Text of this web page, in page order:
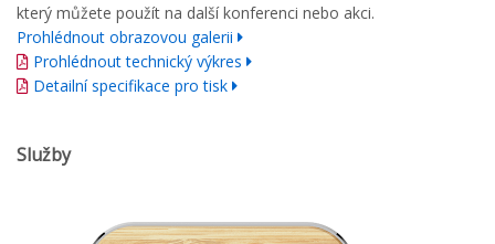
který můžete použít na další konferenci nebo akci.
Prohlédnout obrazovou galerii
Prohlédnout technický výkres
Detailní specifikace pro tisk
Služby